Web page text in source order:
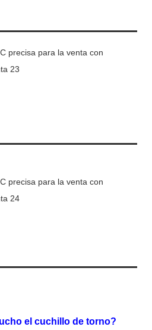
el cuchillo de torno?